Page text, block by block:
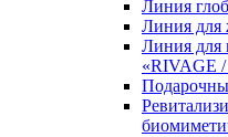
Линия
Линия для
Линия для